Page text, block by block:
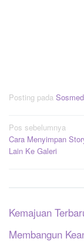
Posting pada Sosmed
Navigasi
pos
Pos sebelumnya
Cara Menyimpan
Lain Ke Galeri
Kemajuan
Membangun